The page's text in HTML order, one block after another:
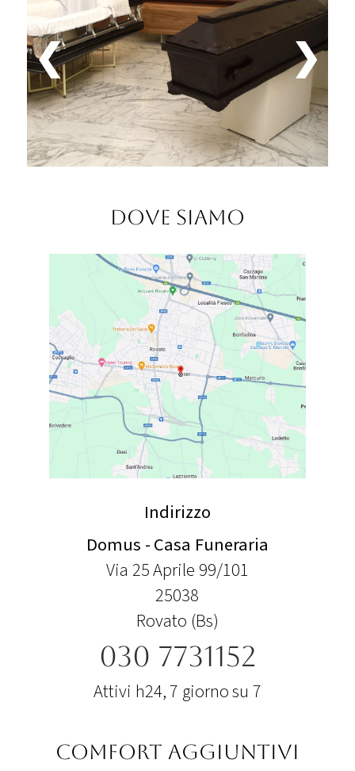
❮ ❯
Dove siamo
Indirizzo
Domus - Casa Funeraria
Via 25 Aprile 99/101
25038
Rovato (Bs)
030 7731152
Attivi h24, 7 giorno su 7
Comfort aggiuntivi